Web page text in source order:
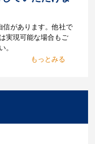
信があります。他社で
実現可能な場合もご
。
ァイ